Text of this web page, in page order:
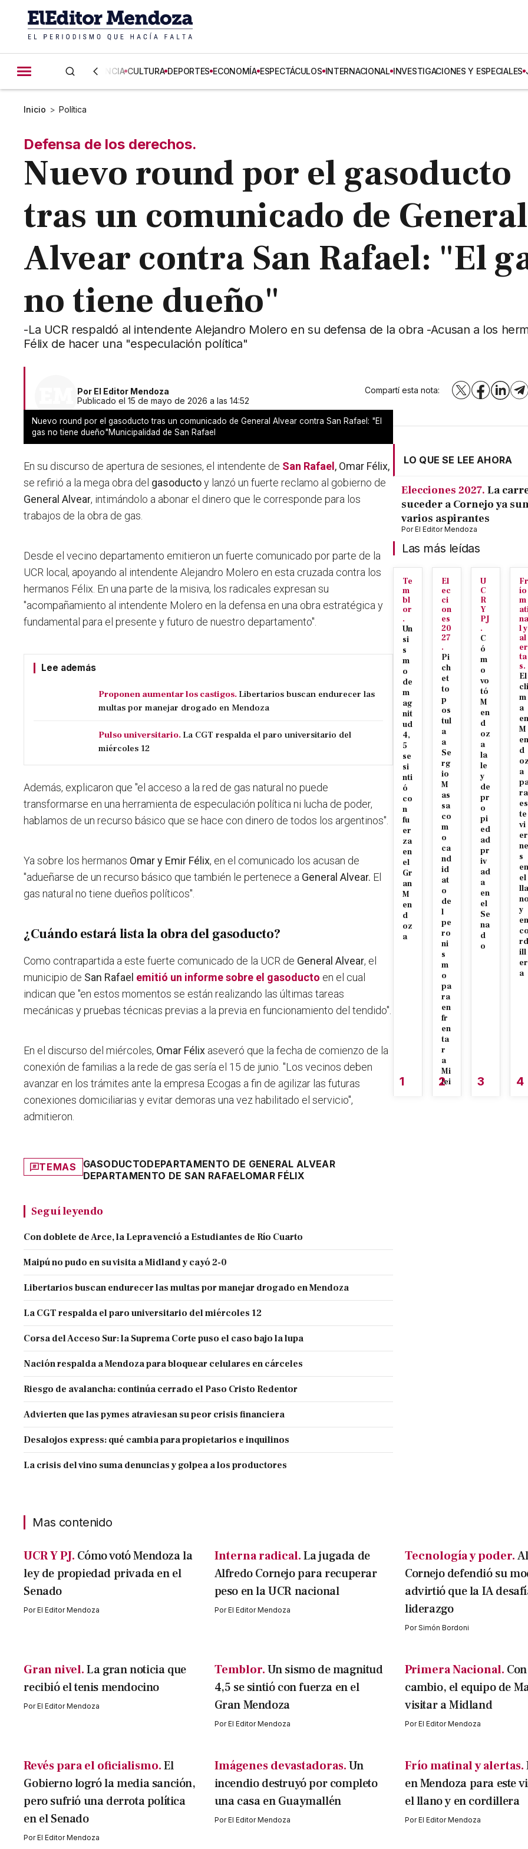
CIENCIA CULTURA DEPORTES ECONOMÍA ESPECTÁCULOS INTERNACIONAL INVESTIGACIONES Y ESPECIALES
Inicio > Política
Defensa de los derechos.
Nuevo round por el gasoducto
tras un comunicado de General
Alvear contra San Rafael: "El
no tiene dueño"
-La UCR respaldó al intendente Alejandro Molero en su defensa de la obra -Acusan a los
Félix de hacer una "especulación política"
Por El Editor Mendoza
Publicado el 15 de mayo de 2026 a las 14:52
Compartí esta nota: X Facebook
Nuevo round por el gasoducto tras un comunicado de General Alvear contra San Rafael: "El
gas no tiene dueño"Municipalidad de San Rafael
En su discurso de apertura de sesiones, el intendente de San Rafael , Omar Félix,
se refirió a la mega obra del gasoductoy lanzó un fuerte reclamo al gobierno de
General Alvear, intimándolo a abonar el dinero que le corresponde para los
trabajos de la obra de gas.
Desde el vecino departamento emitieron un fuerte comunicado por parte de la
UCR local, apoyando al intendente Alejandro Molero en esta cruzada contra los
hermanos Félix. En una parte de la misiva, los radicales expresan su
"acompañamiento al intendente Molero en la defensa en una obra estratégica y
fundamental para el presente y futuro de nuestro departamento".
Lee además
Proponen aumentar los castigos. Libertarios buscan endurecer las
multas por manejar drogado en Mendoza
Pulso universitario. La CGT respalda el paro universitario del
miércoles 12
Además, explicaron que "el acceso a la red de gas natural no puede
transformarse en una herramienta de especulación política ni lucha de poder,
hablamos de un recurso básico que se hace con dinero de todos los argentinos".
Ya sobre los hermanos Omar y Emir Félix, en el comunicado los acusan de
"adueñarse de un recurso básico que también le pertenece a General Alvear. El
gas natural no tiene dueños políticos".
¿Cuándo estará lista la obra del gasoducto?
Como contrapartida a este fuerte comunicado de la UCR de General Alvear, el
municipio de San Rafael emitió un informe sobre el gasoducto en el cual
indican que "en estos momentos se están realizando las últimas tareas
mecánicas y pruebas técnicas previas a la previa en funcionamiento del tendido".
En el discurso del miércoles, Omar Félix aseveró que la fecha de comienzo de la
conexión de familias a la rede de gas sería el 15 de junio."Los vecinos deben
avanzar en los trámites ante la empresa Ecogas a fin de agilizar las futuras
conexiones domiciliarias y evitar demoras una vez habilitado el servicio",
admitieron.
TEMAS GASODUCTODEPARTAMENTO DE GENERAL ALVEAR
DEPARTAMENTO DE SAN RAFAELOMAR FÉLIX
Seguí leyendo
Con doblete de Arce, la Lepra venció a Estudiantes de Río Cuarto
Maipú no pudo en su visita a Midland y cayó 2-0
Libertarios buscan endurecer las multas por manejar drogado en Mendoza
La CGT respalda el paro universitario del miércoles 12
Corsa del Acceso Sur: la Suprema Corte puso el caso bajo la lupa
Nación respalda a Mendoza para bloquear celulares en cárceles
Riesgo de avalancha: continúa cerrado el Paso Cristo Redentor
Advierten que las pymes atraviesan su peor crisis financiera
Desalojos express: qué cambia para propietarios e inquilinos
La crisis del vino suma denuncias y golpea a los productores
LO QUE SE LEE AHORA
Elecciones 2027. La
suceder a Cornejo ya
varios aspirantes
PorEl Editor Mendoza
Las más leídas
Te
m
bl
or
.
Un
si
s
m
o
de
m
ag
nit
ud
4,
5
se
si
nti
ó
co
n
fu
er
za
en
el
Gr
an
M
en
d
oz
a
1
El
ec
ci
on
es
20
27
.
Pi
ch
et
to
p
os
tul
a
a
Se
rg
io
M
as
sa
co
m
o
ca
nd
id
at
o
de
l
pe
ro
ni
s
m
o
pa
ra
en
fr
en
ta
r
a
Mi
lei
2
U
C
R
Y
PJ
.
C
ó
m
o
vo
tó
M
en
d
oz
a
la
le
y
de
pr
o
pi
ed
ad
pr
iv
ad
a
en
el
Se
na
d
o
3
Fr
ío
m
na
l y
al
er
ta
s.
El
cli
m
a
en
M
en
d
a
ra
es
te
vi
er
ne
s
en
el
lla
y
en
rd
ill
er
a
4
Mas contenido
UCR Y PJ. Cómo votó Mendoza la
ley de propiedad privada en el
Senado
PorEl Editor Mendoza
Interna radical.La jugada de
Alfredo Cornejo para recuperar
peso en la UCR nacional
PorEl Editor Mendoza
Tecnología y poder.
Cornejo defendió su
advirtió que la IA
liderazgo
PorSimón Bordoni
Gran nivel. La gran noticia que
recibió el tenis mendocino
PorEl Editor Mendoza
Temblor.Un sismo de magnitud
4,5 se sintió con fuerza en el
Gran Mendoza
PorEl Editor Mendoza
Primera Nacional.
cambio, el equipo de
visitar a Midland
PorEl Editor Mendoza
Revés para el oficialismo. El
Gobierno logró la media sanción,
pero sufrió una derrota política
en el Senado
PorEl Editor Mendoza
Imágenes devastadoras.Un
incendio destruyó por completo
una casa en Guaymallén
PorEl Editor Mendoza
Frío matinal y alertas.
en Mendoza para este
el llano y en cordillera
PorEl Editor Mendoza